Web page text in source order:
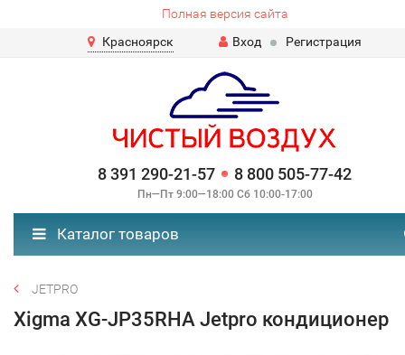
Полная версия сайта
Красноярск
Вход Регистрация
8 391 290-21-57 8 800 505-77-42
Пн—Пт 9:00—18:00 Сб 10:00-17:00
Каталог товаров
JETPRO
Xigma XG-JP35RHA Jetpro кондиционер